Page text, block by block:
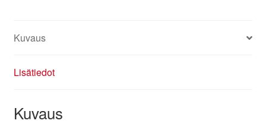
Kuvaus
Lisätiedot
Kuvaus